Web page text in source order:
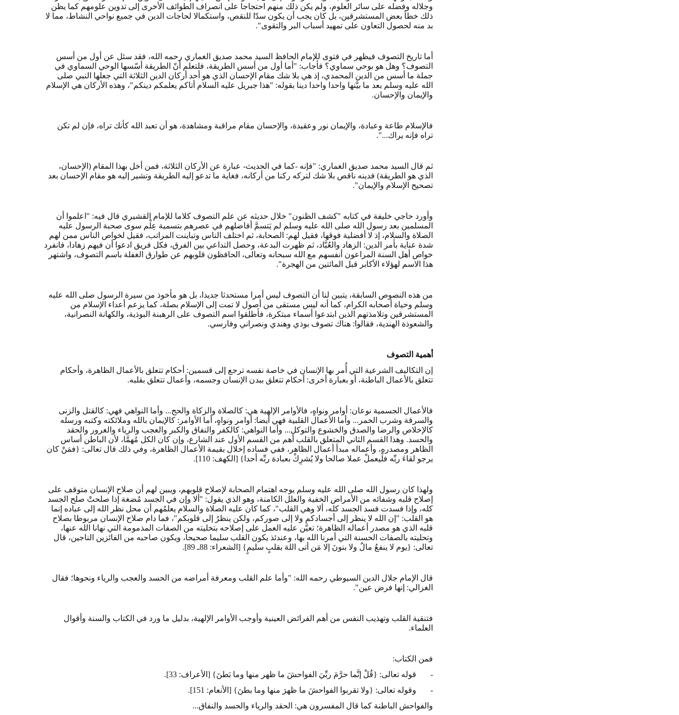
وجلاله وفضله على سائر العلوم، ولم يكن ذلك منهم احتجاجا على انصراف الطوائف الأخرى إلى تدوين علومهم كما يظن
ذلك خطأ بعض المستشرقين، بل كان يجب أن يكون سدّا للنقص، واستكمالا لحاجات الدين في جميع نواحي النشاط، مما لا
بد منه لحصول التعاون على تمهيد أسباب البر والتقوى".
أما تاريخ التصوف فيظهر في فتوى للإمام الحافظ السيد محمد صديق الغماري رحمه الله، فقد سئل عن أول من أسس
التصوف؟ وهل هو بوحي سماوي؟ فأجاب: "أما أول من أسس الطريقة، فلتعلم أنّ الطريقة أسّسها الوحي السماوي في
جملة ما أسس من الدين المحمدي، إذ هي بلا شك مقام الإحسان الذي هو أحد أركان الدين الثلاثة التي جعلها النبي صلى
الله عليه وسلم بعد ما بيَّنها واحدا واحدا دينا بقوله: "هذا جبريل عليه السلام أتاكم يعلمكم دينكم"، وهذه الأركان هي الإسلام
والإيمان والإحسان.
فالإسلام طاعة وعبادة، والإيمان نور وعقيدة، والإحسان مقام مراقبة ومشاهدة، هو أن تعبد الله كأنك تراه، فإن لم تكن
تراه فإنه يراك...".
ثم قال السيد محمد صديق الغماري: "فإنه -كما في الحديث- عبارة عن الأركان الثلاثة، فمن أخل بهذا المقام (الإحسان،
الذي هو الطريقة) فدينه ناقص بلا شك لتركه ركنا من أركانه، فغاية ما تدعو إليه الطريقة وتشير إليه هو مقام الإحسان بعد
تصحيح الإسلام والإيمان".
وأورد حاجي خليفة في كتابه "كشف الظنون" خلال حديثه عن علم التصوف كلاما للإمام القشيري قال فيه: "اعلموا أن
المسلمين بعد رسول الله صلى الله عليه وسلم لم يَتسمَّ أفاضلهم في عصرهم بتسمية عِلْم سوى صحبة الرسول عليه
الصلاة والسلام، إذ لا أفضلية فوقها، فقيل لهم: الصحابة، ثم اختلف الناس وتباينت المراتب، فقيل لخواص الناس ممن لهم
شدة عناية بأمر الدين: الزهاد والعُبَّاد، ثم ظهرت البدعة، وحصل التداعي بين الفرق، فكل فريق ادعوا أن فيهم زهادا، فانفرد
خواص أهل السنة المراعون أنفسهم مع الله سبحانه وتعالى، الحافظون قلوبهم عن طوارق الغفلة باسم التصوف، واشتهر
هذا الاسم لهؤلاء الأكابر قبل المائتين من الهجرة".
من هذه النصوص السابقة، يتبين لنا أن التصوف ليس أمرا مستحدثا جديدا، بل هو مأخوذ من سيرة الرسول صلى الله عليه
وسلم وحياة أصحابه الكرام، كما أنه ليس مستقى من أصول لا تمت إلى الإسلام بصلة، كما يزعم أعداء الإسلام من
المستشرقين وتلامذتهم الذين ابتدعوا أسماء مبتكرة، فأطلقوا اسم التصوف على الرهبنة البوذية، والكهانة النصرانية،
والشعوذة الهندية، فقالوا: هناك تصوف بوذي وهندي ونصراني وفارسي.
أهمية التصوف
إن التكاليف الشرعية التي أُمر بها الإنسان في خاصة نفسه ترجع إلى قسمين: أحكام تتعلق بالأعمال الظاهرة، وأحكام
تتعلق بالأعمال الباطنة، أو بعبارة أخرى: أحكام تتعلق ببدن الإنسان وجسمه، وأعمال تتعلق بقلبه.
فالأعمال الجسمية نوعان: أوامر ونواهٍ، فالأوامر الإلهية هي: كالصلاة والزكاة والحج... وأما النواهي فهي: كالقتل والزنى
والسرقة وشرب الخمر... وأما الأعمال القلبية فهي أيضا: أوامر ونواهٍ، أما الأوامر: كالإيمان بالله وملائكته وكتبه ورسله
كالإخلاص والرضا والصدق والخشوع والتوكل... وأما النواهي: كالكفر والنفاق والكبر والعجب والرياء والغرور والحقد
والحسد. وهذا القسم الثاني المتعلق بالقلب أهم من القسم الأول عند الشارع، وإن كان الكل مُهمَّا، لأن الباطن أساس
الظاهر ومصدره، وأعماله مبدأ أعمال الظاهر، ففي فساده إخلال بقيمة الأعمال الظاهرة، وفي ذلك قال تعالى: {فمَنْ كان
يرجو لقاءَ ربِّه فلْيعملْ عملا صالحا ولا يُشرِكْ بعبادة ربِّه أحدا} [الكهف: 110].
ولهذا كان رسول الله صلى الله عليه وسلم يوجه اهتمام الصحابة لإصلاح قلوبهم، ويبين لهم أن صلاح الإنسان متوقف على
إصلاح قلبه وشفائه من الأمراض الخفية والعلل الكامنة، وهو الذي يقول: "ألا وإن في الجسد مُضغة إذا صلحتْ صلح الجسد
كله، وإذا فسدت فسد الجسد كله، ألا وهي القلب"، كما كان عليه الصلاة والسلام يعلمُهم أن محل نظر الله إلى عباده إنما
هو القلب: "إن الله لا ينظر إلى أجسادكم ولا إلى صوركم، ولكن ينظرُ إلى قلوبكم"، فما دام صلاح الإنسان مربوطا بصلاح
قلبه الذي هو مصدر أعماله الظاهرة؛ تعيَّن عليه العمل على إصلاحه بتخليته من الصفات المذمومة التي نهانا الله عنها،
وتحليته بالصفات الحسنة التي أمرنا الله بها، وعندئذ يكون القلب سليما صحيحا، ويكون صاحبه من الفائزين الناجين، قال
تعالى: {يوم لا ينفعُ مالٌ ولا بنونَ إلا مَن أتى اللهَ بقلبٍ سليمٍ} [الشعراء: 88ـ 89].
قال الإمام جلال الدين السيوطي رحمه الله: "وأما علم القلب ومعرفة أمراضه من الحسد والعجب والرياء ونحوها؛ فقال
الغزالي: إنها فرض عين".
فتنقية القلب وتهذيب النفس من أهم الفرائض العينية وأوجب الأوامر الإلهية، بدليل ما ورد في الكتاب والسنة وأقوال
العلماء.
فمن الكتاب:
- قوله تعالى: {قُلْ إنَّما حرَّمَ ربِّيَ الفواحشَ ما ظهر منها وما بَطنَ} [الأعراف: 33].
- وقوله تعالى: {ولا تقربوا الفواحشَ ما ظهرَ منها وما بطنَ} [الأنعام: 151].
والفواحش الباطنة كما قال المفسرون هي: الحقد والرياء والحسد والنفاق...